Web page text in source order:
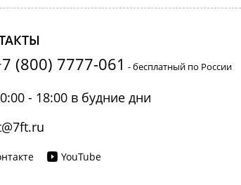
(800) 7777-061 - бесплатный по России
- 18:00 в будние дни
YouTube